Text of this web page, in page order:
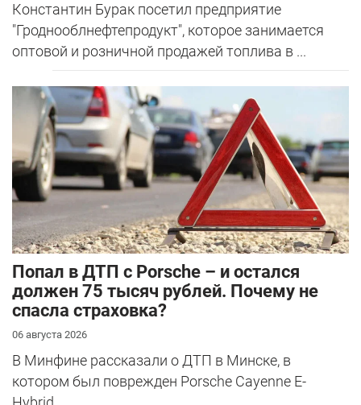
Константин Бурак посетил предприятие
"Гроднооблнефтепродукт", которое занимается
оптовой и розничной продажей топлива в ...
​Попал в ДТП с Porsche – и остался
должен 75 тысяч рублей. Почему не
спасла страховка?
06 августа 2026
В Минфине рассказали о ДТП в Минске, в
котором был поврежден Porsche Cayenne E-